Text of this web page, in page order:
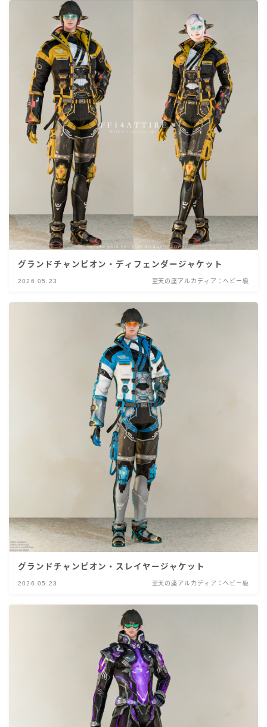
グランドチャンピオン・ディフェンダージャケット
2026.05.23 至天の座アルカディア：ヘビー級
グランドチャンピオン・スレイヤージャケット
2026.05.23 至天の座アルカディア：ヘビー級